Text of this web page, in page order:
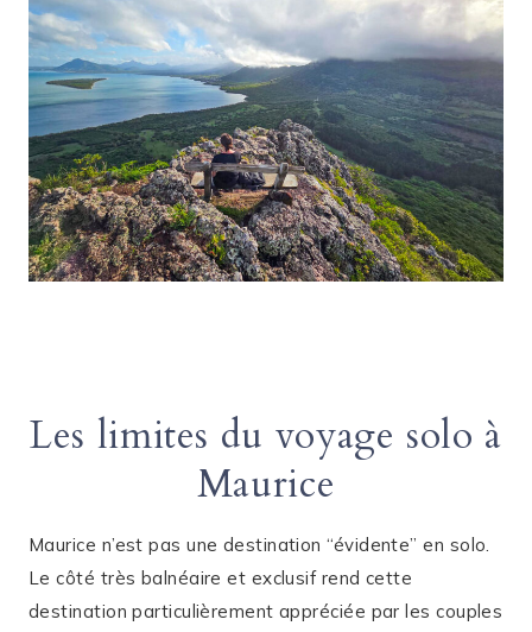
Les limites du voyage solo à
Maurice
Maurice n’est pas une destination “évidente” en solo.
Le côté très balnéaire et exclusif rend cette
destination particulièrement appréciée par les couples